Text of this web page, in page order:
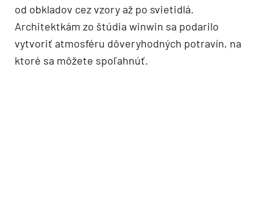
od obkladov cez vzory až po svietidlá.
Architektkám zo štúdia winwin sa podarilo
vytvoriť atmosféru dôveryhodných potravín, na
ktoré sa môžete spoľahnúť.